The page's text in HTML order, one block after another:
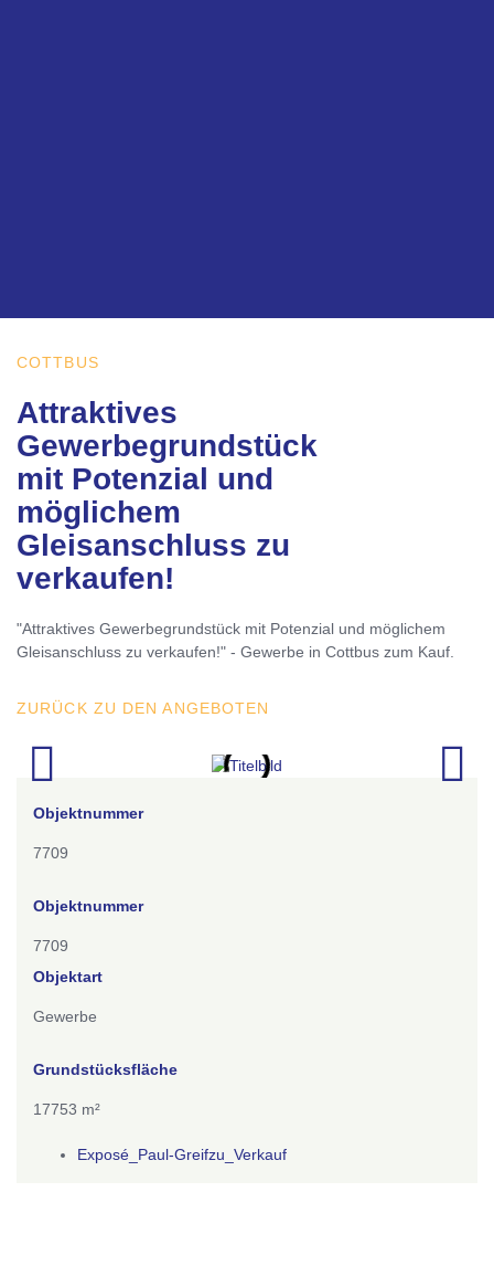
COTTBUS
Attraktives
Gewerbegrundstück
mit Potenzial und
möglichem
Gleisanschluss zu
verkaufen!
"Attraktives Gewerbegrundstück mit Potenzial und möglichem
Gleisanschluss zu verkaufen!" - Gewerbe in Cottbus zum Kauf.
ZURÜCK ZU DEN ANGEBOTEN
Objektnummer
7709
Objektnummer
7709
Objektart
Gewerbe
Grundstücksfläche
17753 m²
Exposé_Paul-Greifzu_Verkauf